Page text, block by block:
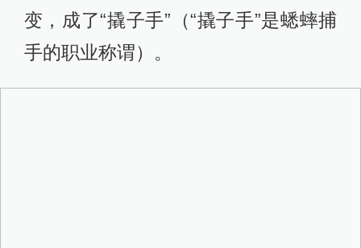
变，成了“撬子手”（“撬子手”是蟋蟀捕
手的职业称谓）。